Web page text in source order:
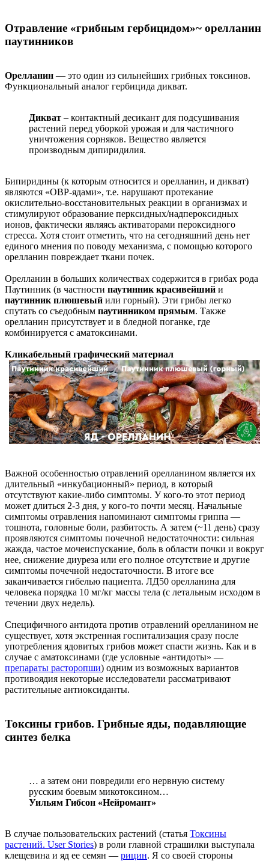
Отравление «грибным гербицидом»~ орелланин
паутинников
Орелланин — это один из сильнейших грибных токсинов.
Функциональный аналог гербицида дикват.
Дикват – контактный десикант для подсушивания
растений перед уборкой урожая и для частичного
уничтожения сорняков. Вещество является
производным дипиридилия.
Бипиридины (к которым относится и орелланин, и дикват)
являются «ОВР-ядами», т.е. нарушают протекание
окислительно-восстановительных реакции в организмах и
стимулируют образование перксидных/надпероксидных
ионов, фактически являясь активаторами пероксидного
стресса. Хотя стоит отметить, что на сегодняшний день нет
единого мнения по поводу механизма, с помощью которого
орелланин повреждает ткани почек.
Орелланин в больших количествах содержится в грибах рода
Паутинник (в частности паутинник красивейший и
паутинник плюшевый или горный). Эти грибы легко
спутать со съедобным паутинником прямым. Также
орелланин присутствует и в бледной поганке, где
комбинируется с аматоксинами.
Кликабельный графический материал
Важной особенностью отравлений орелланином является их
длительный «инкубационный» период, в который
отсутствуют какие-либо симптомы. У кого-то этот период
может длиться 2-3 дня, у кого-то почти месяц. Начальные
симптомы отравления напоминают симптомы гриппа —
тошнота, головные боли, разбитость. А затем (~11 день) сразу
проявляются симптомы почечной недостаточности: сильная
жажда, частое мочеиспускание, боль в области почки и вокруг
нее, снижение диуреза или его полное отсутствие и другие
симптомы почечной недостаточности. В итоге все
заканчивается гибелью пациента. ЛД50 орелланина для
человека порядка 10 мг/кг массы тела (с летальным исходом в
течении двух недель).
Специфичного антидота против отравлений орелланином не
существует, хотя экстренная госпитализация сразу после
употребления ядовитых грибов может спасти жизнь. Как и в
случае с аматоксинами (где условные «антидоты» —
препараты расторопши) одним из возможных вариантов
противоядия некоторые исследователи рассматривают
растительные антиоксиданты.
Токсины грибов. Грибные яды, подавляющие
синтез белка
… а затем они повредили его нервную систему
русским боевым микотоксином…
Уильям Гибсон «Нейромант»
В случае пользовательских растений (статья Токсины
растений. User Stories) в роли главной страшилки выступала
клещевина и яд ее семян — рицин. Я со своей стороны